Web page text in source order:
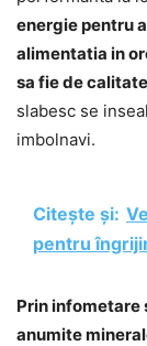
energie pentru
alimentatia in
sa fie de
slabesc se
imbolnavi.
Citește și:
pentru
Prin infometare
anumite